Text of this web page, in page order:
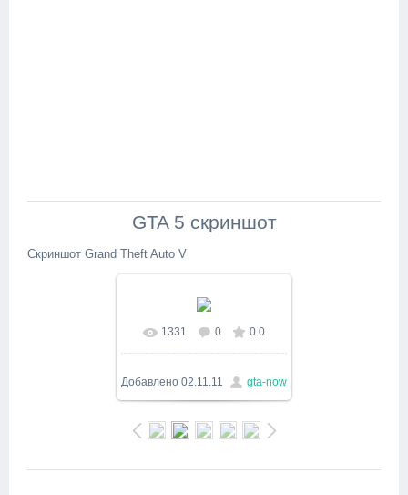
GTA 5 скриншот
Скриншот Grand Theft Auto V
В реальном размере
1000x563/ 328.9Kb
1331 0 0.0
Добавлено 02.11.11 gta-now